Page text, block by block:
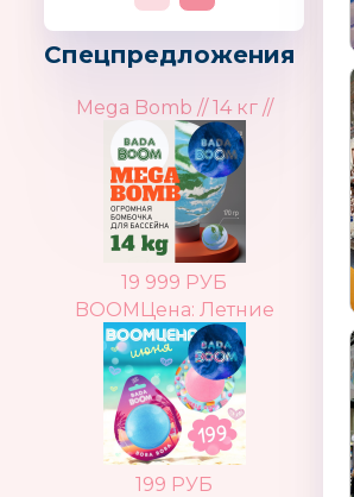
Спецпредложения
Mega Bomb // 14 кг //
19 999 РУБ
BOOMЦена: Летние
199 РУБ